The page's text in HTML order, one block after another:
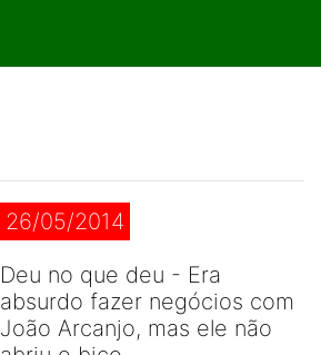
26/05/2014
Deu no que deu - Era
absurdo fazer negócios com
João Arcanjo, mas ele não